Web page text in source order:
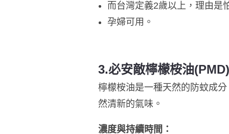
而台灣定義2歲以上，理由是
孕婦可用。
3️.必安敵檸檬桉油(PMD)
檸檬桉油是一種天然的防蚊成
然清新的氣味。
濃度與持續時間：